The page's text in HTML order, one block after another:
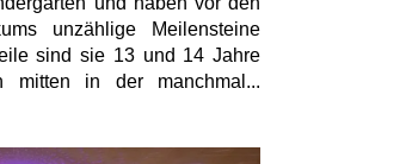
unzählige Meilensteine
sind sie 13 und 14 Jahre
in der manchmal...